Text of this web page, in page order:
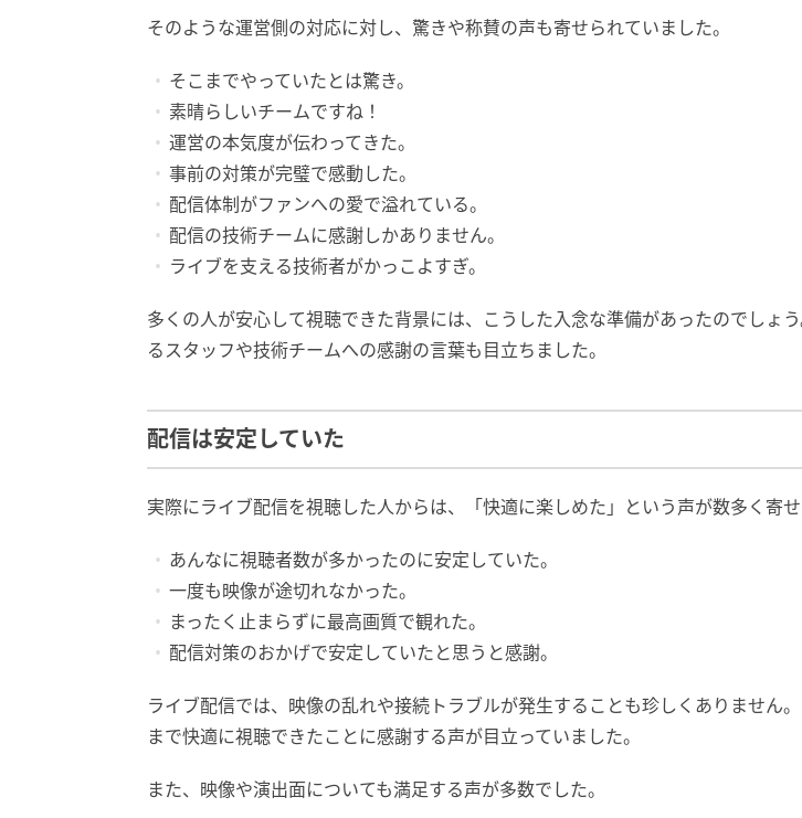
そのような運営側の対応に対し、驚きや称賛の声も寄せられていました。
そこまでやっていたとは驚き。
素晴らしいチームですね！
運営の本気度が伝わってきた。
事前の対策が完璧で感動した。
配信体制がファンへの愛で溢れている。
配信の技術チームに感謝しかありません。
ライブを支える技術者がかっこよすぎ。
多くの人が安心して視聴できた背景には、こうした入念な準備があったのでしょ
るスタッフや技術チームへの感謝の言葉も目立ちました。
配信は安定していた
実際にライブ配信を視聴した人からは、「快適に楽しめた」という声が数多く寄せ
あんなに視聴者数が多かったのに安定していた。
一度も映像が途切れなかった。
まったく止まらずに最高画質で観れた。
配信対策のおかげで安定していたと思うと感謝。
ライブ配信では、映像の乱れや接続トラブルが発生することも珍しくありません
まで快適に視聴できたことに感謝する声が目立っていました。
また、映像や演出面についても満足する声が多数でした。